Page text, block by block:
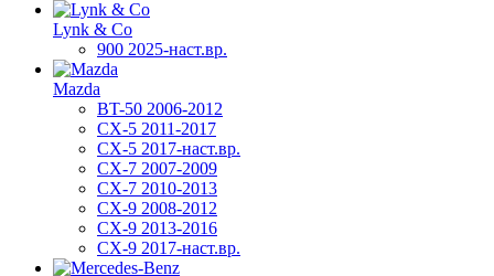
Lynk & Co
900 2025-наст.вр.
Mazda
BT-50 2006-2012
CX-5 2011-2017
CX-5 2017-наст.вр.
CX-7 2007-2009
CX-7 2010-2013
CX-9 2008-2012
CX-9 2013-2016
CX-9 2017-наст.вр.